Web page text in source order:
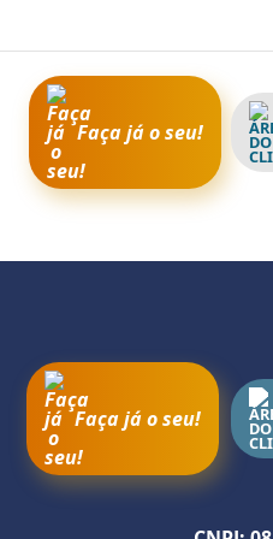
Faça já o seu!
Faça já o seu!